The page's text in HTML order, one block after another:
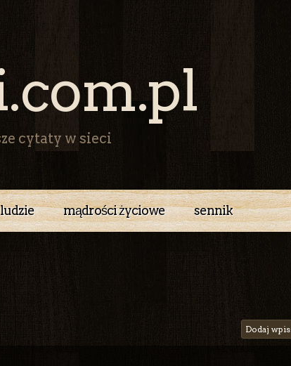
cytaty w sieci
ludzie mądrości życiowe sennik
Dodaj wpis